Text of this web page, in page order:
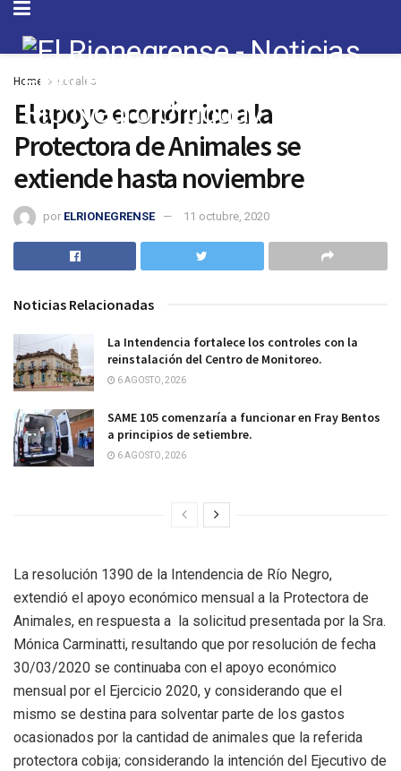
Home Locales
El apoyo económico a la
Protectora de Animales se
extiende hasta noviembre
por ELRIONEGRENSE 11 octubre, 2020
Noticias Relacionadas
La Intendencia fortalece los controles con la
reinstalación del Centro de Monitoreo.
6 AGOSTO, 2026
SAME 105 comenzaría a funcionar en Fray Bentos
a principios de setiembre.
6 AGOSTO, 2026
La resolución 1390 de la Intendencia de Río Negro,
extendió el apoyo económico mensual a la Protectora de
Animales, en respuesta a la solicitud presentada por la Sra.
Mónica Carminatti, resultando que por resolución de fecha
30/03/2020 se continuaba con el apoyo económico
mensual por el Ejercicio 2020, y considerando que el
mismo se destina para solventar parte de los gastos
ocasionados por la cantidad de animales que la referida
protectora cobija; considerando la intención del Ejecutivo de